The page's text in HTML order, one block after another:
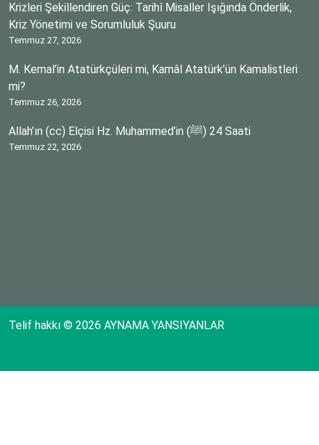
Krizleri Şekillendiren Güç: Tarihî Misaller Işığında Önderlik,
Kriz Yönetimi ve Sorumluluk Şuuru
Temmuz 27, 2026
M. Kemal’in Atatürkçüleri mi, Kamâl Atatürk’ün Kamalistleri
mi?
Temmuz 26, 2026
Allah’ın (cc) Elçisi Hz. Muhammed’in (ﷺ) 24 Saati
Temmuz 22, 2026
Telif hakkı © 2026 AYNAMA YANSIYANLAR